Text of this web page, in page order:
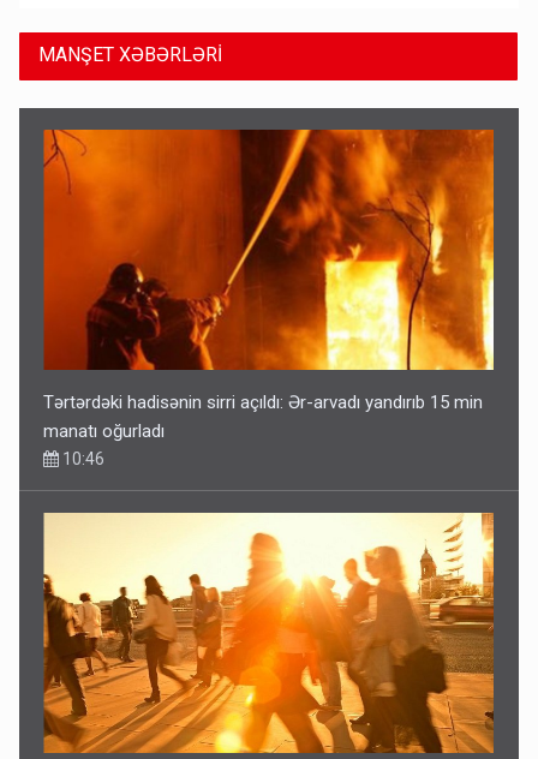
MANŞET XƏBƏRLƏRİ
Tərtərdəki hadisənin sirri açıldı: Ər-arvadı yandırıb 15 min
manatı oğurladı
10:46